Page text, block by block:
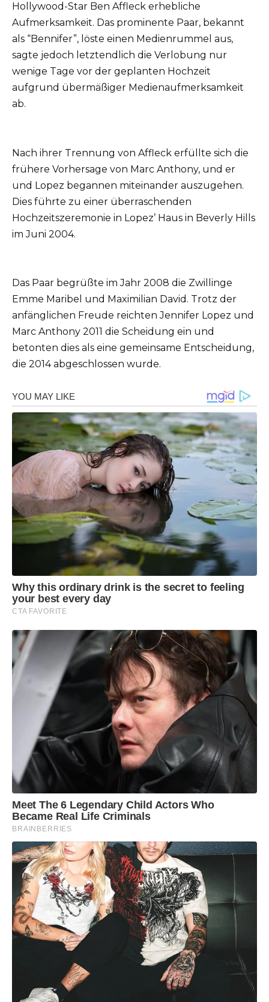
Hollywood-Star Ben Affleck erhebliche
Aufmerksamkeit. Das prominente Paar, bekannt
als “Bennifer”, löste einen Medienrummel aus,
sagte jedoch letztendlich die Verlobung nur
wenige Tage vor der geplanten Hochzeit
aufgrund übermäßiger Medienaufmerksamkeit
ab.
Nach ihrer Trennung von Affleck erfüllte sich die
frühere Vorhersage von Marc Anthony, und er
und Lopez begannen miteinander auszugehen.
Dies führte zu einer überraschenden
Hochzeitszeremonie in Lopez’ Haus in Beverly Hills
im Juni 2004.
Das Paar begrüßte im Jahr 2008 die Zwillinge
Emme Maribel und Maximilian David. Trotz der
anfänglichen Freude reichten Jennifer Lopez und
Marc Anthony 2011 die Scheidung ein und
betonten dies als eine gemeinsame Entscheidung,
die 2014 abgeschlossen wurde.